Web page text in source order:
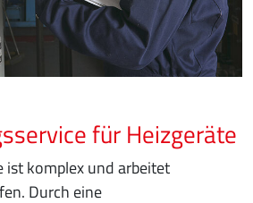
für Heizgeräte
ist komplex und arbeitet
Durch eine